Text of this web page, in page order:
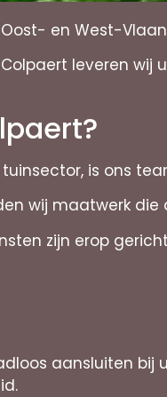
en West-
leveren
is ons
wij maatwerk
zijn erop
aansluiten bij